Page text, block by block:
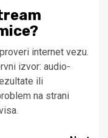
internet vezu.
izvor: audio-
ili
na strani